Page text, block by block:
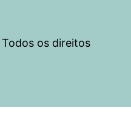
os direitos